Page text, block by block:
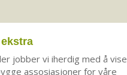
jobber vi iherdig med å vise
assosiasjoner for våre